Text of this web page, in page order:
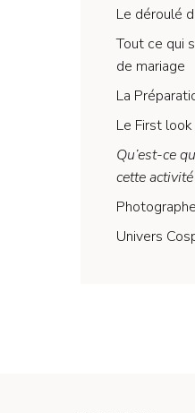
Le déroulé
Tout ce qui
de mariage
La
Le First
Qu’est-ce
cette
Univers